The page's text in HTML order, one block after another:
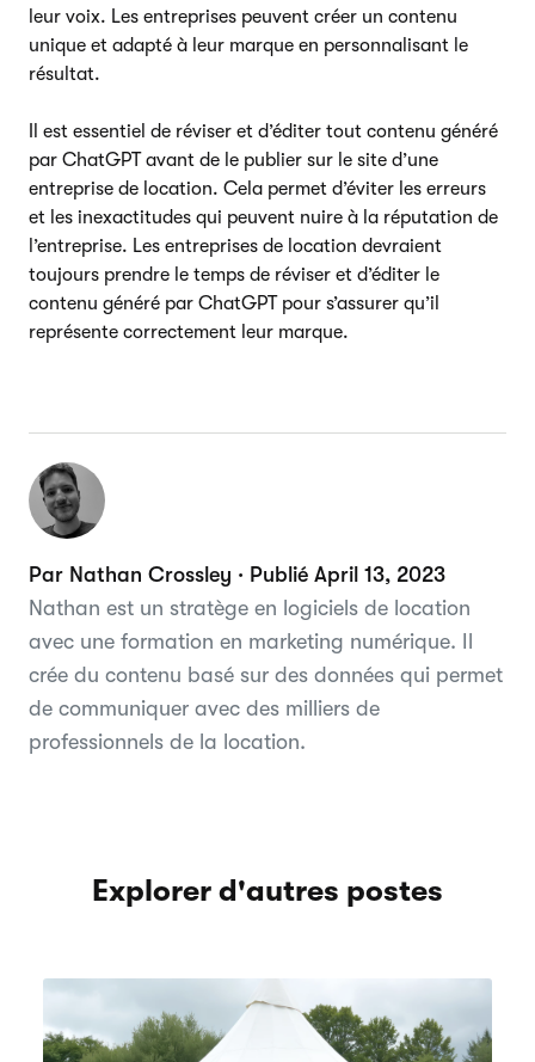
leur voix. Les entreprises peuvent créer un contenu
unique et adapté à leur marque en personnalisant le
résultat.
Il est essentiel de réviser et d’éditer tout contenu généré
par ChatGPT avant de le publier sur le site d’une
entreprise de location. Cela permet d’éviter les erreurs
et les inexactitudes qui peuvent nuire à la réputation de
l’entreprise. Les entreprises de location devraient
toujours prendre le temps de réviser et d’éditer le
contenu généré par ChatGPT pour s’assurer qu’il
représente correctement leur marque.
Par Nathan Crossley · Publié April 13, 2023
Nathan est un stratège en logiciels de location
avec une formation en marketing numérique. Il
crée du contenu basé sur des données qui permet
de communiquer avec des milliers de
professionnels de la location.
Explorer d'autres postes